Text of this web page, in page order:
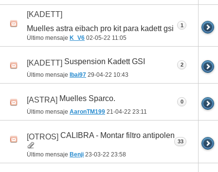
[KADETT]
Muelles astra eibach pro kit para kadett gsi
Último mensaje K_V6 02-05-22 11:05
1
[KADETT] Suspension Kadett GSI
Último mensaje Ibai97 29-04-22 10:43
2
[ASTRA] Muelles Sparco.
Último mensaje AaronTM199 21-04-22 23:11
0
[OTROS] CALIBRA - Montar filtro antipolen
Último mensaje Benji 23-03-22 23:58
33